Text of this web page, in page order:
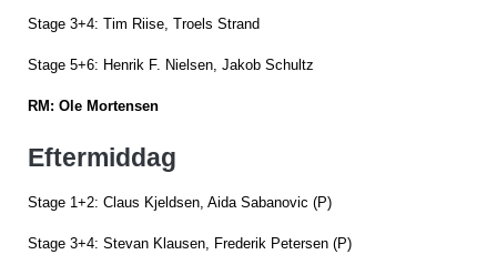
Stage 3+4: Tim Riise, Troels Strand
Stage 5+6: Henrik F. Nielsen, Jakob Schultz
RM: Ole Mortensen
Eftermiddag
Stage 1+2: Claus Kjeldsen, Aida Sabanovic (P)
Stage 3+4: Stevan Klausen, Frederik Petersen (P)